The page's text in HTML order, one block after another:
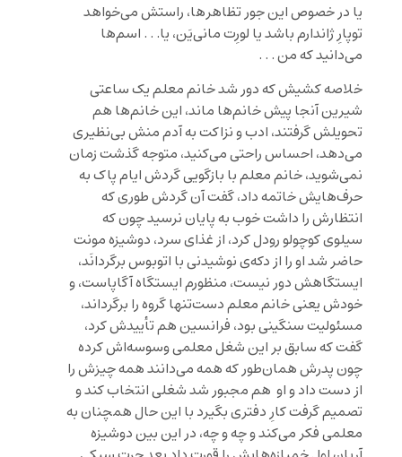
یا در خصوص این جور تظاهر‌ها، راستش می‌خواهد
توپارِ ژاندارم باشد یا لورِت مانی‌یَن، یا. . . اسم‌ها
می‌دانید که من . . .
خلاصه کشیش که دور شد خانم معلم یک ساعتی
شیرین آنجا پیش خانم‌ها ماند، این خانم‌ها هم
تحویلش گرفتند، ادب و نزاکت به آدم منش بی‌نظیری
می‌دهد، احساس راحتی می‌کنید، متوجه گذشت زمان
نمی‌شوید، خانم معلم با بازگویی گردش ایام پاک به
حرف‌هایش خاتمه داد، گفت آن گردش طوری که
انتظارش را داشت خوب به پایان نرسید چون که
سیلوی کوچولو رودل کرد، از غذای سرد، دوشیزه مونت
حاضر شد او را از دکه‌‌ی نوشیدنی با اتوبوس برگردانَد،
ایستگاهش دور نیست، منظورم ایستگاه آگاپاست، و
خودش یعنی خانم معلم دست‌تنها گروه را برگرداند،
مسئولیت سنگینی بود، فرانسین هم تأییدش کرد،
گفت که سابق بر این شغل معلمی وسوسه‌اش کرده
چون پدرش همان‌طور که همه می‌دانند همه چیزش را
از دست داد و او هم مجبور شد شغلی انتخاب کند و
تصمیم گرفت کارِ دفتری بگیرد با این حال همچنان به
معلمی فکر می‌کند و چه و چه، در این بین دوشیزه